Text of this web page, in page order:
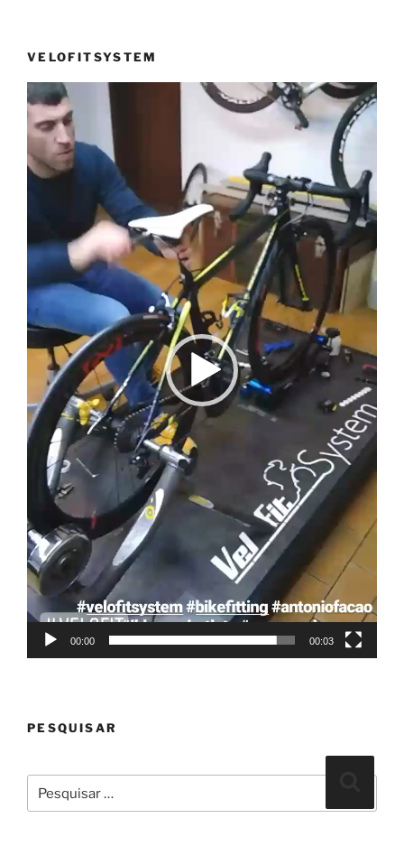
VELOFITSYSTEM
Reprodutor
de
vídeo
00:00 00:03
PESQUISAR
Pesquisar
por: